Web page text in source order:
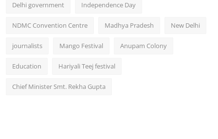
Delhi government Independence Day
NDMC Convention Centre Madhya Pradesh New Delhi
journalists Mango Festival Anupam Colony
Education Hariyali Teej festival
Chief Minister Smt. Rekha Gupta